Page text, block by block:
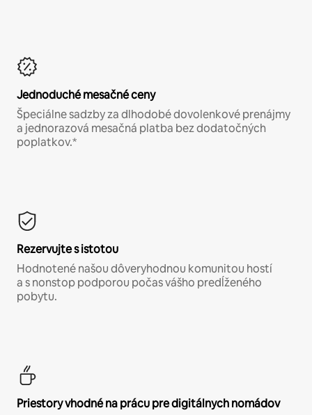
Jednoduché mesačné ceny
Špeciálne sadzby za dlhodobé dovolenkové prenájmy
a jednorazová mesačná platba bez dodatočných
poplatkov.*
Rezervujte s istotou
Hodnotené našou dôveryhodnou komunitou hostí
a s nonstop podporou počas vášho predĺženého
pobytu.
Priestory vhodné na prácu pre digitálnych nomádov